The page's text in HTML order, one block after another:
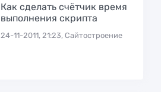
Как сделать счётчик время
выполнения скрипта
24-11-2011, 21:23, Сайтостроение